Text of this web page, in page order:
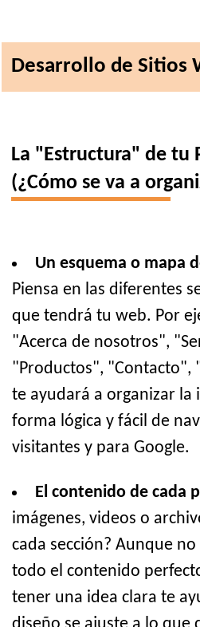
Desarrollo de Sitios
La "Estructura" de tu
(¿Cómo se va a
Un esquema o mapa
Piensa en las diferentes
que tendrá tu web. Por
"Acerca de nosotros",
"Productos", "Contacto",
te ayudará a organizar la
forma lógica y fácil de
visitantes y para Google.
El contenido de cada
imágenes, videos o
cada sección? Aunque
todo el contenido
tener una idea clara te